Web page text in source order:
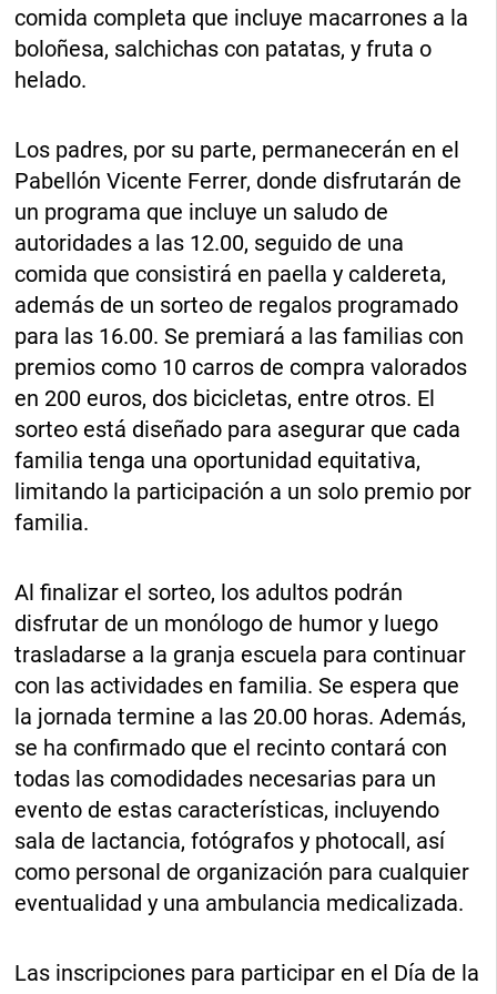
comida completa que incluye macarrones a la
boloñesa, salchichas con patatas, y fruta o
helado.
Los padres, por su parte, permanecerán en el
Pabellón Vicente Ferrer, donde disfrutarán de
un programa que incluye un saludo de
autoridades a las 12.00, seguido de una
comida que consistirá en paella y caldereta,
además de un sorteo de regalos programado
para las 16.00. Se premiará a las familias con
premios como 10 carros de compra valorados
en 200 euros, dos bicicletas, entre otros. El
sorteo está diseñado para asegurar que cada
familia tenga una oportunidad equitativa,
limitando la participación a un solo premio por
familia.
Al finalizar el sorteo, los adultos podrán
disfrutar de un monólogo de humor y luego
trasladarse a la granja escuela para continuar
con las actividades en familia. Se espera que
la jornada termine a las 20.00 horas. Además,
se ha confirmado que el recinto contará con
todas las comodidades necesarias para un
evento de estas características, incluyendo
sala de lactancia, fotógrafos y photocall, así
como personal de organización para cualquier
eventualidad y una ambulancia medicalizada.
Las inscripciones para participar en el Día de la